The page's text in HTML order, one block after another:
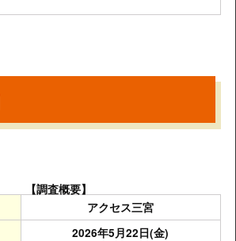
【調査概要】
アクセス三宮
2026年5月22日(金)